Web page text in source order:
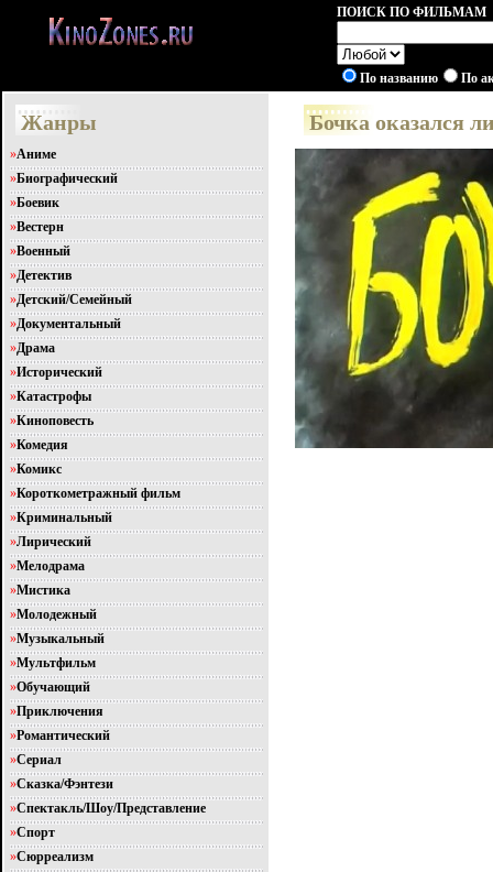
ПОИСК ПО ФИЛЬМАМ
По названию По
Жанры
»Аниме
»Биографический
»Боевик
»Вестерн
»Военный
»Детектив
»Детский/Семейный
»Документальный
»Драма
»Исторический
»Катастрофы
»Киноповесть
»Комедия
»Комикс
»Короткометражный фильм
»Криминальный
»Лирический
»Мелодрама
»Мистика
»Молодежный
»Музыкальный
»Мультфильм
»Обучающий
»Приключения
»Романтический
»Сериал
»Сказка/Фэнтези
»Спектакль/Шоу/Представление
»Спорт
»Сюрреализм
Бочка оказался